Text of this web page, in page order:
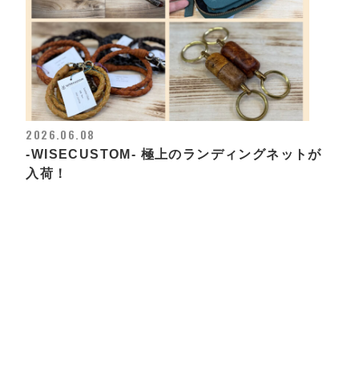
2026.06.08
-WISECUSTOM- 極上のランディングネットが
入荷！